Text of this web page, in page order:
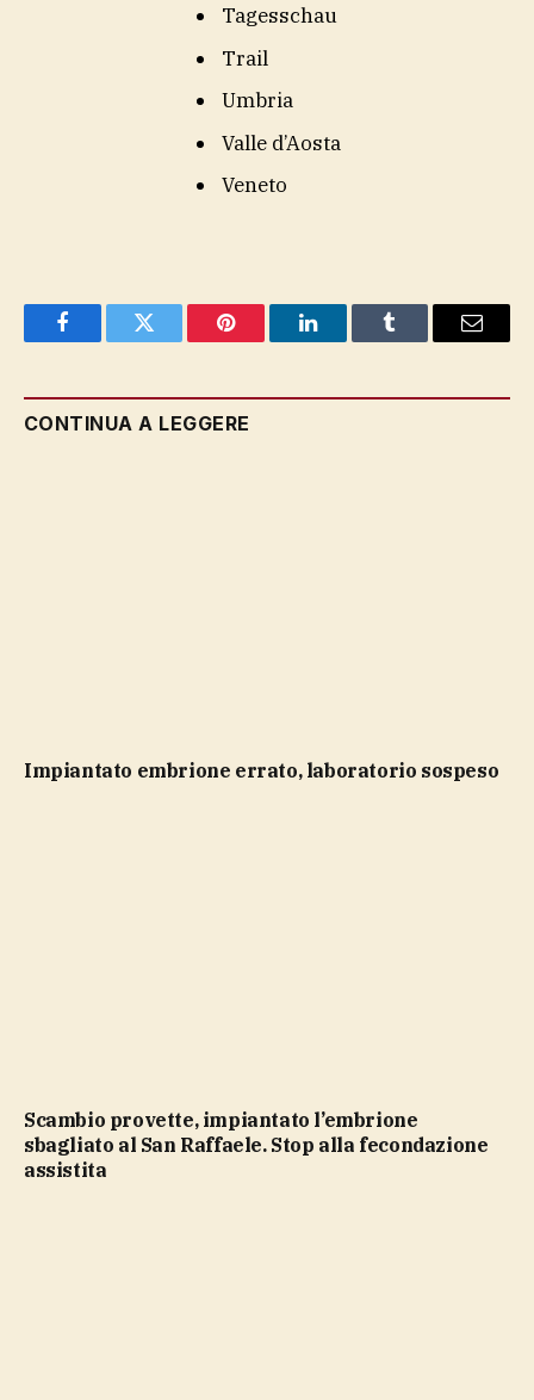
Tagesschau
Trail
Umbria
Valle d’Aosta
Veneto
FacebookTwitter Pinterest LinkedInTumblr Email
CONTINUA A LEGGERE
impiantato embrione errato, laboratorio sospeso
Scambio provette, impiantato l’embrione
sbagliato al San Raffaele. Stop alla fecondazione
assistita